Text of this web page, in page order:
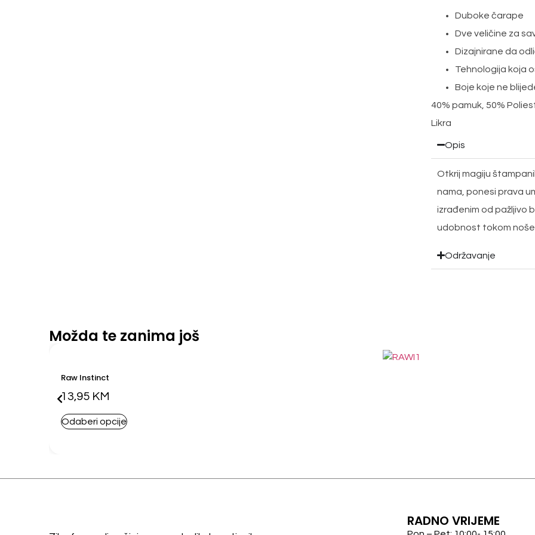
Duboke čarape
Dve veličine za
Dizajnirane da
Tehnologija koja
Boje koje ne
40% pamuk, 50%
Likra
Opis
Otkrij magiju
nama, ponesi prava
izrađenim od pažljivo
udobnost tokom
Održavanje
Možda te zanima još
Raw Instinct
13,95 KM
Odaberi opcije
RADNO VRIJEME